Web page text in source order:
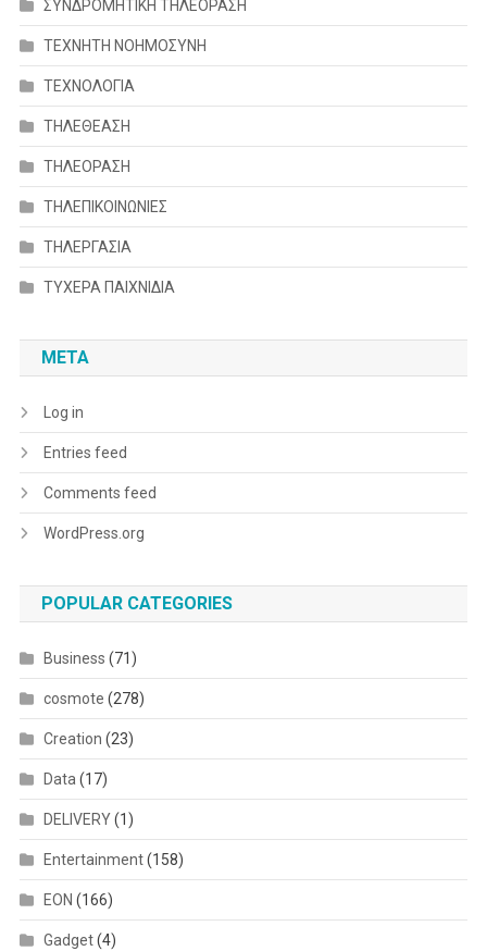
ΣΥΝΔΡΟΜΗΤΙΚΗ ΤΗΛΕΟΡΑΣΗ
ΤΕΧΝΗΤΗ ΝΟΗΜΟΣΥΝΗ
ΤΕΧΝΟΛΟΓΙΑ
ΤΗΛΕΘΕΑΣΗ
ΤΗΛΕΟΡΑΣΗ
ΤΗΛΕΠΙΚΟΙΝΩΝΙΕΣ
ΤΗΛΕΡΓΑΣΙΑ
ΤΥΧΕΡΑ ΠΑΙΧΝΙΔΙΑ
META
Log in
Entries feed
Comments feed
WordPress.org
POPULAR CATEGORIES
Business (71)
cosmote (278)
Creation (23)
Data(17)
DELIVERY(1)
Entertainment(158)
EON (166)
Gadget(4)